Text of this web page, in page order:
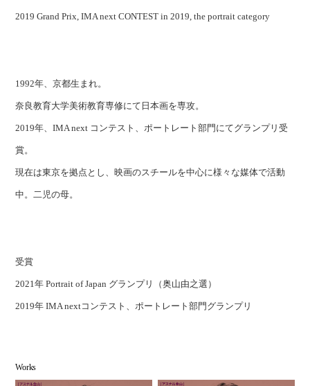
2019 Grand Prix, IMA next CONTEST in 2019, the portrait category
1992年、京都生まれ。
奈良教育大学美術教育専修にて日本画を専攻。
2019年、IMA next コンテスト、ポートレート部門にてグランプリ受
賞。
現在は東京を拠点とし、映画のスチールを中心に様々な媒体で活動
中。二児の母。
受賞
2021年 Portrait of Japan グランプリ（奥山由之選）
2019年 IMA nextコンテスト、ポートレート部門グランプリ
Works